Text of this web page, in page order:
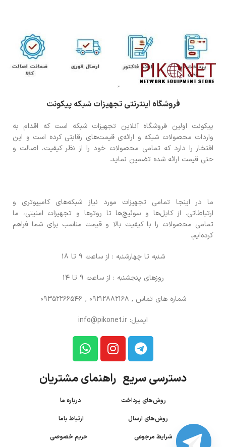
فروشگاه اینترنتی تجهیزات شبکه پیکونت
پیکونت اولین فروشگاه آنلاین تجهیزات شبکه است که اقدام به
واردات محصولات شبکه و ارائه‌ی قیمت‌های رقابتی کرده است و این
افتخار را دارد که تمامی محصولات خود را از نظر کیفیت، اصالت و
حتی قیمت ارائه شده تضمین نماید.
ما در اینجا تمامی تجهیزات مورد نیاز شبکه‌های کامپیوتری و
ارتباطاتی. از کابل‌ها و سوئیچ‌ها تا روترها و تجهیزات امنیتی، ما
تمامی محصولات را با کیفیت بالا و قیمت مناسب برای شما فراهم
کرده‌ایم.
شنبه تا چهارشنبه : از ساعت 9 تا 18
روزهای پنجشنبه : از ساعت 9 تا 14
شماره های تماس , 09212882168 , 09352266546
ایمیل: info@pikonet.ir
دسترسی سریع راهنمای مشتریان
روش‌های پرداخت درباره ما
روش‌های ارسال
ارتباط باما
شرایط مرجوعی
حریم خصوصی